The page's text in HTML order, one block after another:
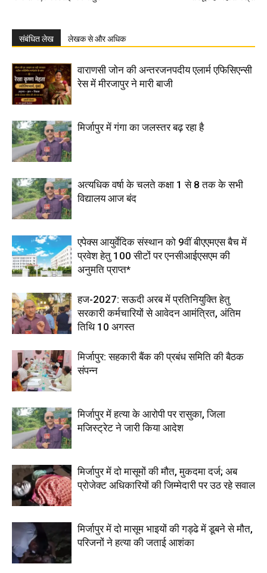
संबंधित लेख लेखक से और अधिक
वाराणसी जोन की अन्तरजनपदीय एलार्म एफिसिएन्सी
रेस में मीरजापुर ने मारी बाजी
मिर्जापुर में गंगा का जलस्तर बढ़ रहा है
अत्यधिक वर्षा के चलते कक्षा 1 से 8 तक के सभी
विद्यालय आज बंद
एपेक्स आयुर्वेदिक संस्थान को 9वीं बीएएमएस बैच में
प्रवेश हेतु 100 सीटों पर एनसीआईएसएम की
अनुमति प्राप्त*
हज-2027: सऊदी अरब में प्रतिनियुक्ति हेतु
सरकारी कर्मचारियों से आवेदन आमंत्रित, अंतिम
तिथि 10 अगस्त
मिर्जापुर: सहकारी बैंक की प्रबंध समिति की बैठक
संपन्न
मिर्जापुर में हत्या के आरोपी पर रासुका, जिला
मजिस्ट्रेट ने जारी किया आदेश
मिर्जापुर में दो मासूमों की मौत, मुकदमा दर्ज; अब
प्रोजेक्ट अधिकारियों की जिम्मेदारी पर उठ रहे सवाल
मिर्जापुर में दो मासूम भाइयों की गड्ढे में डूबने से मौत,
परिजनों ने हत्या की जताई आशंका